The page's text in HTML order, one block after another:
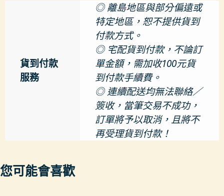
貨到付款
服務
◎ 離島地區與部分偏遠或
特定地區，恕不提供貨到
付款方式。
◎ 宅配貨到付款，不論訂
單金額，需加收100元貨
到付款手續費。
◎ 連續配送均無法聯絡／
簽收，當筆交易不成功，
訂單將予以取消，且將不
再受理貨到付款！
您可能會喜歡